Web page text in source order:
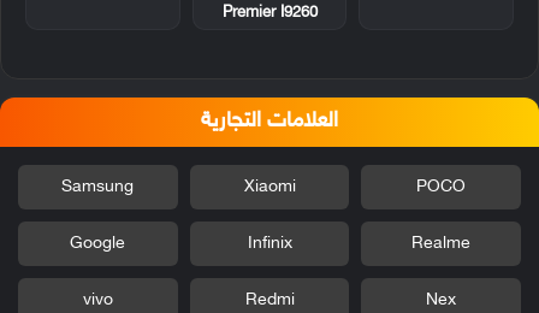
Premier I9260
العلامات التجارية
POCO
Xiaomi
Samsung
Realme
Infinix
Google
Nex
Redmi
vivo